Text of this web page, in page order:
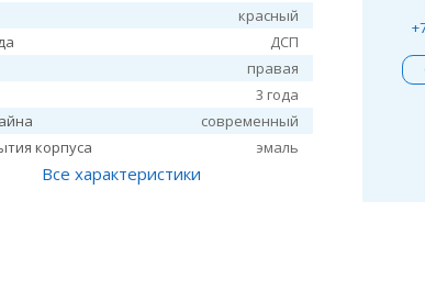
красный
ДСП
правая
3 года
современный
корпуса
эмаль
Все характеристики